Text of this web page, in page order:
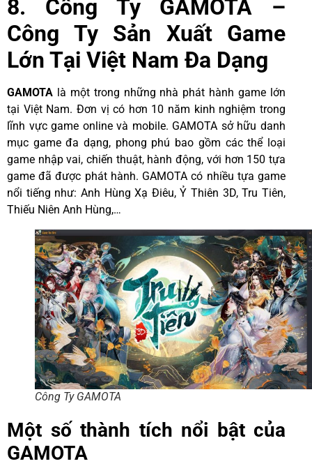
8. Công Ty GAMOTA –
Công Ty Sản Xuất Game
Lớn Tại Việt Nam Đa Dạng
GAMOTA là một trong những nhà phát hành game lớn
tại Việt Nam. Đơn vị có hơn 10 năm kinh nghiệm trong
lĩnh vực game online và mobile. GAMOTA sở hữu danh
mục game đa dạng, phong phú bao gồm các thể loại
game nhập vai, chiến thuật, hành động, với hơn 150 tựa
game đã được phát hành. GAMOTA có nhiều tựa game
nổi tiếng như: Anh Hùng Xạ Điêu, Ỷ Thiên 3D, Tru Tiên,
Thiếu Niên Anh Hùng,…
Công Ty GAMOTA
Một số thành tích nổi bật của
GAMOTA